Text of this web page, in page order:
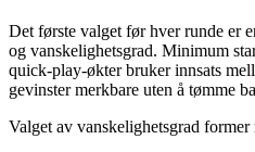
Det første valget før hver runde er
og vanskelighetsgrad. Minimum
quick‑play-økter bruker innsats
gevinster merkbare uten å tømme
Valget av vanskelighetsgrad